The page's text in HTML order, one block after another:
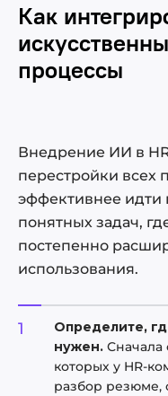
Как
процессы
Внедрение ИИ в
перестройки всех
эффективнее идти
понятных задач,
постепенно
использования.
Определите,
нужен. Сначала
которых у HR-
разбор резюме,